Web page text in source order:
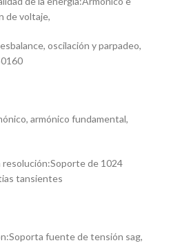
de voltaje,
oscilación y parpadeo,
armónico fundamental,
resolución:Soporte de 1024
tansientes
fuente de tensión sag,